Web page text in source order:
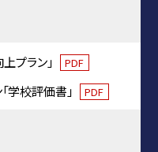
プラン」 PDF
学校評価書」 PDF